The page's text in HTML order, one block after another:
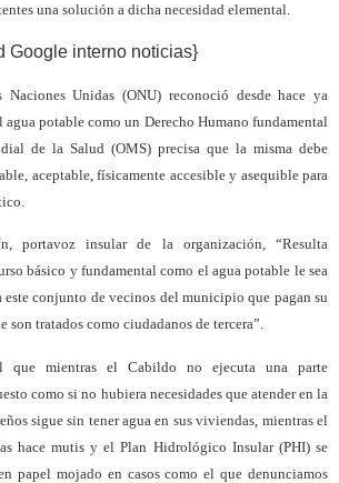
una solución a dicha necesidad elemental.
Google interno noticias}
Unidas (ONU) reconoció desde hace ya
agua potable como un Derecho Humano fundamental
de la Salud (OMS) precisa que la misma debe
aceptable, físicamente accesible y asequible para
portavoz insular de la organización, “Resulta
básico y fundamental como el agua potable le sea
este conjunto de vecinos del municipio que pagan su
son tratados como ciudadanos de tercera”.
que mientras el Cabildo no ejecuta una parte
como si no hubiera necesidades que atender en la
sigue sin tener agua en sus viviendas, mientras el
hace mutis y el Plan Hidrológico Insular (PHI) se
papel mojado en casos como el que denunciamos